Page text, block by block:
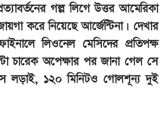
গল্প লিগে উত্তর আমেরিকা
করে নিয়েছে আর্জেন্টিনা। দেখার
লিওনেল মেসিদের প্রতিপক্ষ
চারেক অপেক্ষার পর জানা গেল সে
লড়াই, ১২০ মিনিটও গোলশূন্য দুই